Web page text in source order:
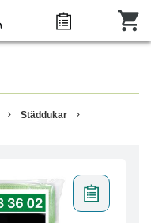
Städdukar